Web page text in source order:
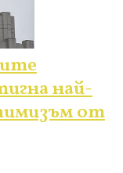
най-
от